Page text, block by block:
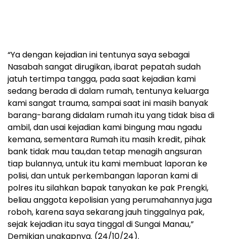
“Ya dengan kejadian ini tentunya saya sebagai
Nasabah sangat dirugikan, ibarat pepatah sudah
jatuh tertimpa tangga, pada saat kejadian kami
sedang berada di dalam rumah, tentunya keluarga
kami sangat trauma, sampai saat ini masih banyak
barang-barang didalam rumah itu yang tidak bisa di
ambil, dan usai kejadian kami bingung mau ngadu
kemana, sementara Rumah itu masih kredit, pihak
bank tidak mau tau,dan tetap menagih angsuran
tiap bulannya, untuk itu kami membuat laporan ke
polisi, dan untuk perkembangan laporan kami di
polres itu silahkan bapak tanyakan ke pak Prengki,
beliau anggota kepolisian yang perumahannya juga
roboh, karena saya sekarang jauh tinggalnya pak,
sejak kejadian itu saya tinggal di Sungai Manau,”
Demikian ungkapnya. (24/10/24).